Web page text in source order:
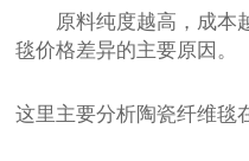
原料纯度越高，成本
毯价格差异的主要原因。
这里主要分析陶瓷纤维毯